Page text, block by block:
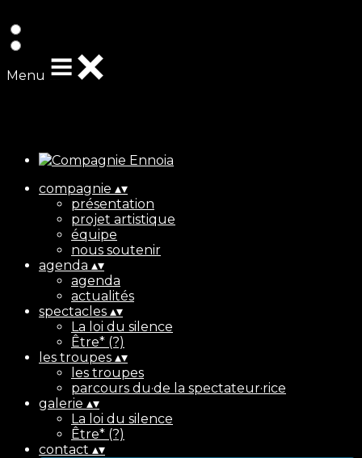
Menu
compagnie ▴▾
présentation
projet artistique
équipe
nous soutenir
agenda ▴▾
agenda
actualités
spectacles ▴▾
La loi du silence
Être* (?)
les troupes ▴▾
les troupes
parcours du·de la spectateur·rice
galerie ▴▾
La loi du silence
Être* (?)
contact ▴▾